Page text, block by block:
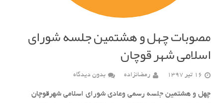
مصوبات چهل و هشتمین جلسه شورای
اسلامی شهر قوچان
16 تیر 1397 رمضانزاده بدون دیدگاه
چهل و هشتمین جلسه رسمی وعادی شورای اسلامی شهرقوچان